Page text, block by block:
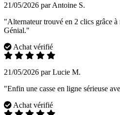
21/05/2026 par Antoine S.
"Alternateur trouvé en 2 clics grâce
Génial."
Achat vérifié
21/05/2026 par Lucie M.
"Enfin une casse en ligne sérieuse
Achat vérifié